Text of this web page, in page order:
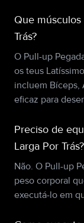
Que músculos
Trás?
O Pull-up
os teus
incluem Bíceps,
eficaz para
Preciso de
Larga Por Trás?
Não. O Pull-up
peso corporal
executá-lo em